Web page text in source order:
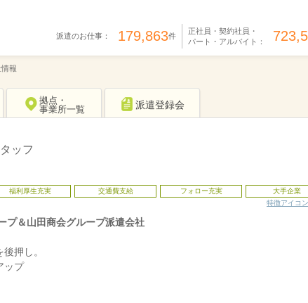
派遣のお仕事： 179,863件
正社員・契約社員・
パート・アルバイト：
報
拠点・
事業所一覧
派遣登録会
ッフ
福利厚生充実 交通費支給 フォロー充実
大手企業
特徴アイコ
プ＆山田商会グループ派遣会社
押し。
ップ